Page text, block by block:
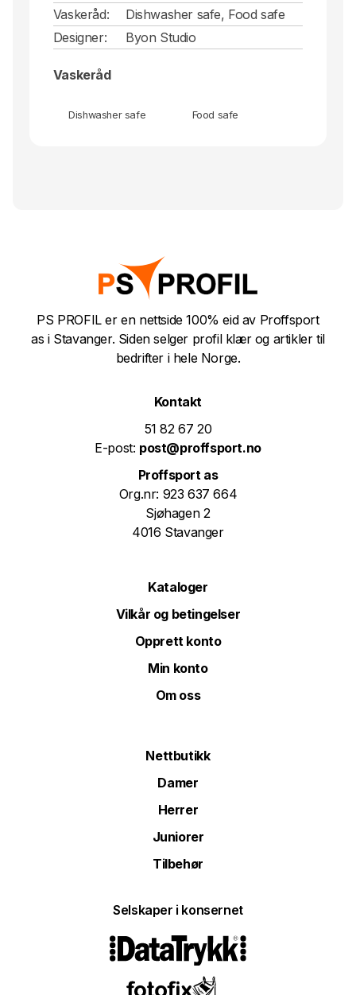
Vaskeråd:
Dishwasher safe, Food safe
Designer:
Byon Studio
Vaskeråd
Dishwasher safe Food safe
PS PROFIL er en nettside 100% eid av Proffsport
as i Stavanger. Siden selger profil klær og artikler til
bedrifter i hele Norge.
Kontakt
51 82 67 20
E-post: post@proffsport.no
Proffsport as
Org.nr: 923 637 664
Sjøhagen 2
4016 Stavanger
Kataloger
Vilkår og betingelser
Opprett konto
Min konto
Om oss
Nettbutikk
Damer
Herrer
Juniorer
Tilbehør
Selskaper i konsernet